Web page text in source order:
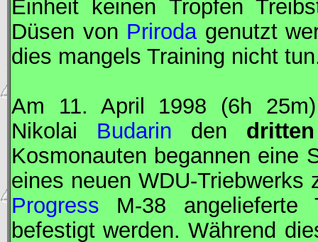
Einheit keinen Tropfen
Düsen von Prirodagenutzt
dies mangels Training nicht
Am 11. April 1998 (6h
Nikolai Budarin den
Kosmonauten begannen eine
eines neuenWDU-Triebwerks
Progress M-38 angelieferte
befestigt werden. Während